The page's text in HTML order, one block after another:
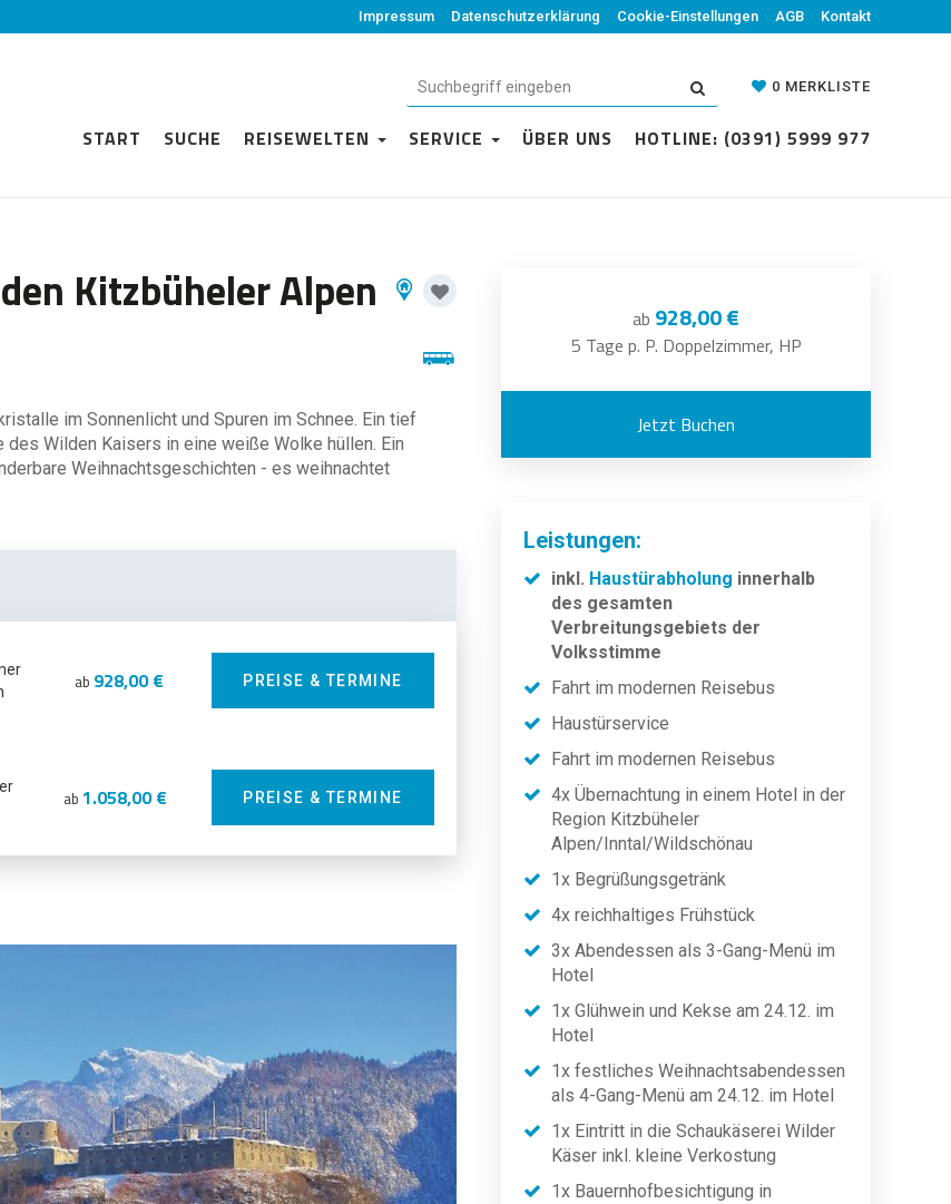
Impressum Datenschutzerklärung Cookie-Einstellungen AGB Kontakt
0 MERKLISTE
START SUCHE REISEWELTEN SERVICE ÜBER UNS HOTLINE: (0391) 5999 977
Kitzbüheler Alpen
im Sonnenlicht und Spuren im Schnee. Ein tief
Wilden Kaisers in eine weiße Wolke hüllen. Ein
Weihnachtsgeschichten - es weihnachtet
ab 928,00 € PREISE & TERMINE
ab 1.058,00 € PREISE & TERMINE
ab 928,00 €
5 Tage p. P. Doppelzimmer, HP
Jetzt Buchen
Leistungen:
inkl. Haustürabholung innerhalb
des gesamten
Verbreitungsgebiets der
Volksstimme
Fahrt im modernen Reisebus
Haustürservice
Fahrt im modernen Reisebus
4x Übernachtung in einem Hotel in der
Region Kitzbüheler
Alpen/Inntal/Wildschönau
1x Begrüßungsgetränk
4x reichhaltiges Frühstück
3x Abendessen als 3-Gang-Menü im
Hotel
1x Glühwein und Kekse am 24.12. im
Hotel
1x festliches Weihnachtsabendessen
als 4-Gang-Menü am 24.12. im Hotel
1x Eintritt in die Schaukäserei Wilder
Käser inkl. kleine Verkostung
1x Bauernhofbesichtigung in